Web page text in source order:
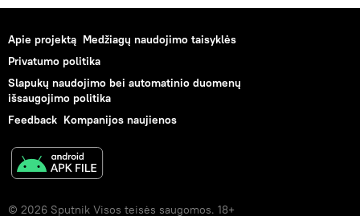
Apie projektą Medžiagų naudojimo taisyklės
Privatumo politika
Slapukų naudojimo bei automatinio duomenų
išsaugojimo politika
Feedback Kompanijos naujienos
© 2026 Sputnik Visos teisės saugomos. 18+